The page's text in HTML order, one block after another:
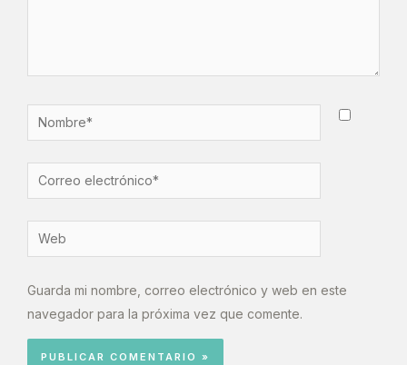
Guarda mi nombre, correo electrónico y web en este
navegador para la próxima vez que comente.